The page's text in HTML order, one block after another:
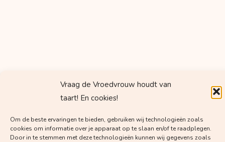
Vraag de Vroedvrouw houdt van
taart! En cookies!
Om de beste ervaringen te bieden, gebruiken wij technologieën zoals
cookies om informatie over je apparaat op te slaan en/of te raadplegen.
Door in te stemmen met deze technologieën kunnen wij gegevens zoals